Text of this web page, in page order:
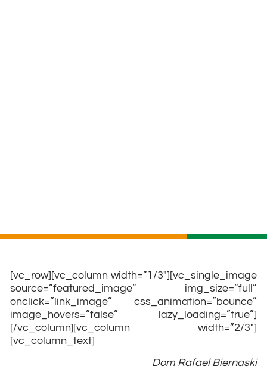
[vc_row][vc_column width=”1/3″][vc_single_image
source=”featured_image” img_size=”full”
onclick=”link_image” css_animation=”bounce”
image_hovers=”false” lazy_loading=”true”]
[/vc_column][vc_column width=”2/3″]
[vc_column_text]
Dom Rafael Biernaski